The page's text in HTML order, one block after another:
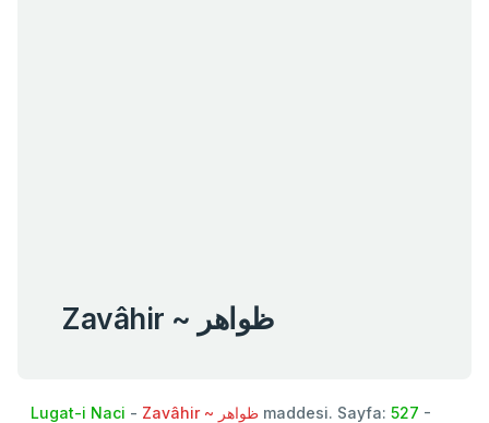
Zavâhir ~ ظواهر
Lugat-i Naci - Zavâhir ~ ظواهر maddesi. Sayfa: 527 -